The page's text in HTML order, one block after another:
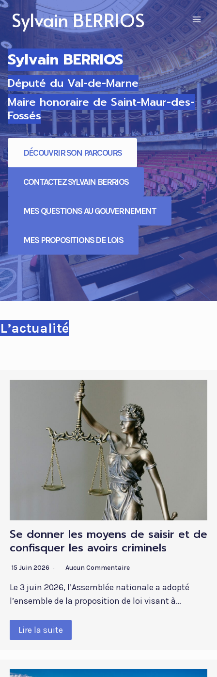
Aller
contenu
Sylvain BERRIOS
Sylvain BERRIOS
Député du Val-de-Marne
Maire honoraire de Saint-Maur-des-
Fossés
DÉCOUVRIR SON PARCOURS
CONTACTEZ SYLVAIN BERRIOS
MES QUESTIONS AU GOUVERNEMENT
MES PROPOSITIONS DE LOIS
L’actualité
Se donner les moyens de saisir et de
confisquer les avoirs criminels
15 Juin 2026 Aucun Commentaire
Le 3 juin 2026, l’Assemblée nationale a adopté
l’ensemble de la proposition de loi visant à…
Lire la suite